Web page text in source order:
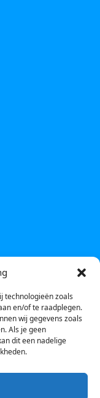
technologieën zoals
en/of te raadplegen.
wij gegevens zoals
Als je geen
dit een nadelige